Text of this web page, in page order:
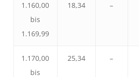
1.160,00
bis
1.169,99
18,34 –
1.170,00
bis
25,34 –